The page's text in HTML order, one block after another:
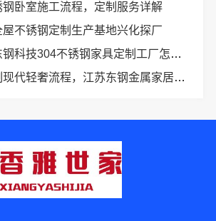
卧室施工流程，定制服务详解
不锈钢定制生产基地兴化探厂
科技304不锈钢家具定制工厂怎么样？
奢流程，江苏东钢金属家居有限公司全流程服务